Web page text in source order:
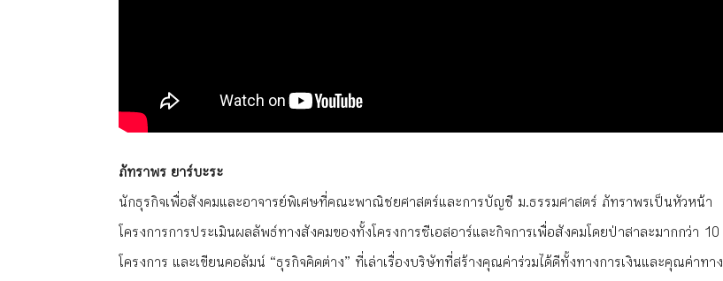
ภัทราพร ยาร์บะระ
นักธุรกิจเพื่อสังคมและอาจารย์พิเศษที่คณะพาณิชยศาสตร์และการบัญชี ม.ธรรมศาสตร์ ภัทราพรเป็นหัวหน้า
โครงการการประเมินผลลัพธ์ทางสังคมของทั้งโครงการซีเอสอาร์และกิจการเพื่อสังคมโดยป่าสาละมากกว่า 10
โครงการ และเขียนคอลัมน์ “ธุรกิจคิดต่าง” ที่เล่าเรื่องบริษัทที่สร้างคุณค่าร่วมได้ดีทั้งทางการเงินและคุณค่าทาง